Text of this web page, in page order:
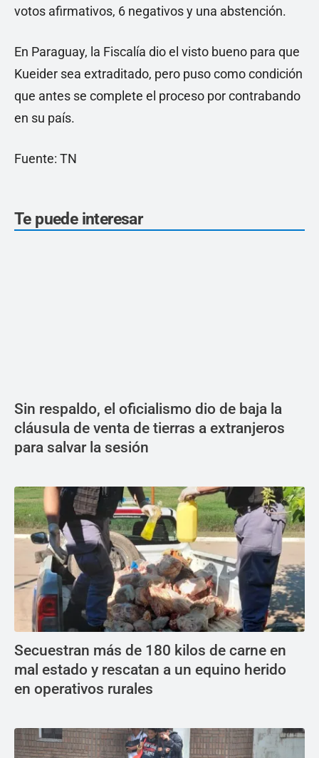
votos afirmativos, 6 negativos y una abstención.
En Paraguay, la Fiscalía dio el visto bueno para que
Kueider sea extraditado, pero puso como condición
que antes se complete el proceso por contrabando
en su país.
Fuente: TN
Te puede interesar
Sin respaldo, el oficialismo dio de baja la
cláusula de venta de tierras a extranjeros
para salvar la sesión
Secuestran más de 180 kilos de carne en
mal estado y rescatan a un equino herido
en operativos rurales